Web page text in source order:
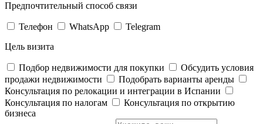
Предпочтительный способ связи
Телефон WhatsApp
Telegram
Цель визита
Подбор недвижимости для покупки
Обсудить условия
продажи недвижимости
Подобрать варианты аренды
Консультация по релокации и интеграции в Испании
Консультация по налогам
Консультация по открытию
бизнеса